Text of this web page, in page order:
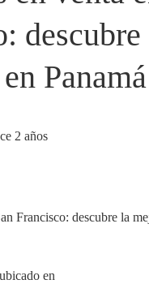
Panamá
2 años
Francisco: descubre la
en